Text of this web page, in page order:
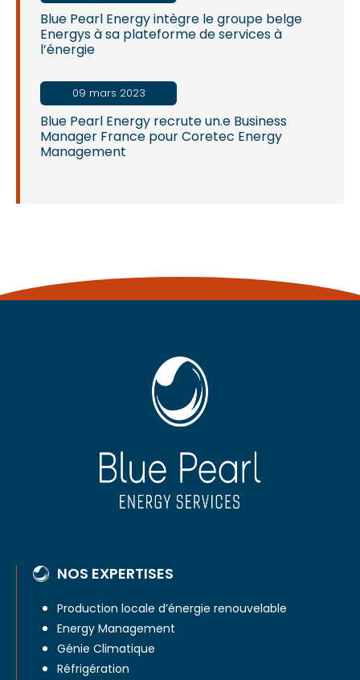
Blue Pearl Energy intègre le groupe belge
Energys à sa plateforme de services à
l’énergie
Blue Pearl Energy recrute un.e Business
Manager France pour Coretec Energy
Management
09 mars 2023
NOS EXPERTISES
Production locale d’énergie renouvelable
Energy Management
Génie Climatique
Réfrigération